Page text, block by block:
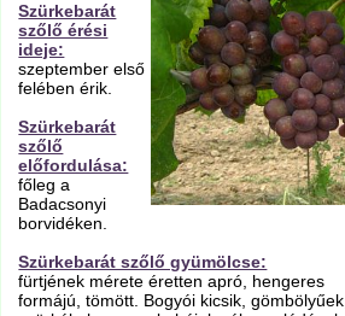
Szürkebarát
szőlő érési
ideje:
szeptember első
felében érik.
Szürkebarát
szőlő
előfordulása:
főleg a
Badacsonyi
borvidéken.
Szürkebarát szőlő gyümölcse:
fürtjének mérete éretten apró, hengeres
formájú, tömött. Bogyói kicsik, gömbölyűek,